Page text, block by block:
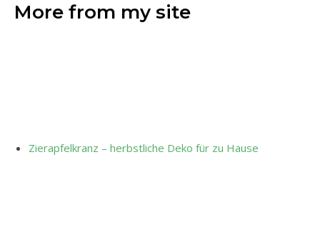
More from my site
Zierapfelkranz – herbstliche Deko für zu Hause